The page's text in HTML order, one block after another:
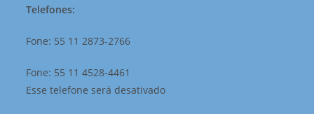
Telefones:
Fone: 55 11 2873-2766
Fone: 55 11 4528-4461
Esse telefone será desativado